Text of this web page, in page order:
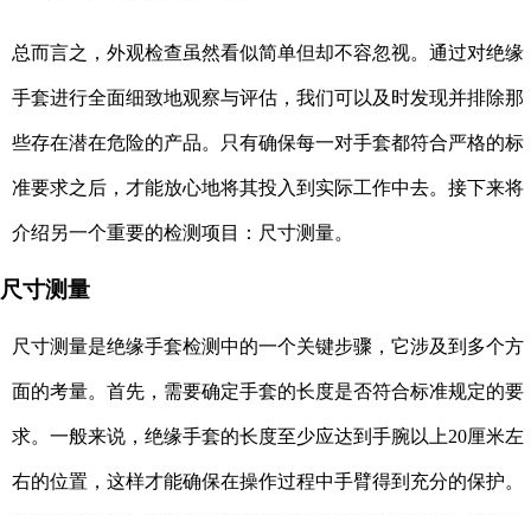
总而言之，外观检查虽然看似简单但却不容忽视。通过对绝缘
手套进行全面细致地观察与评估，我们可以及时发现并排除那
些存在潜在危险的产品。只有确保每一对手套都符合严格的标
准要求之后，才能放心地将其投入到实际工作中去。接下来将
介绍另一个重要的检测项目：尺寸测量。
尺寸测量
尺寸测量是绝缘手套检测中的一个关键步骤，它涉及到多个方
面的考量。首先，需要确定手套的长度是否符合标准规定的要
求。一般来说，绝缘手套的长度至少应达到手腕以上20厘米左
右的位置，这样才能确保在操作过程中手臂得到充分的保护。